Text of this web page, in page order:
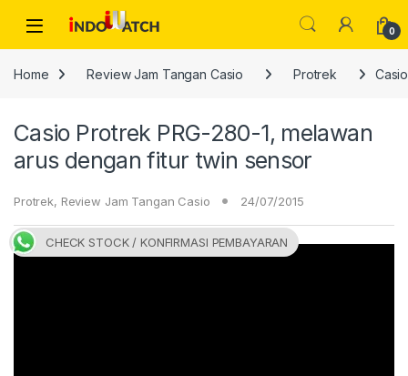
Open 0
Home Review Jam Tangan Casio Protrek
Casio Protrek PRG-280-1, melawan
arus dengan fitur twin sensor
Protrek, Review Jam Tangan Casio 24/07/2015
CHECK STOCK / KONFIRMASI PEMBAYARAN